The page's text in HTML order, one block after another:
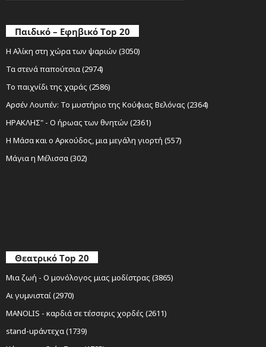
Παιδικό – Εφηβικό Top 20
Η Αλίκη στη χώρα των ψαριών (3050)
Τα στενά παπούτσια (2974)
Το παιχνίδι της χαράς (2586)
Αρσέν Λουπέν: Το μυστήριο της Κούφιας Βελόνας (2364)
ΗΡΑΚΛΗΣ" - Ο ήρωας των θνητών (2361)
Η Μάσα και ο Αρκούδος, μια μεγάλη γιορτή (557)
Μάγια η Μέλισσα (302)
Θεατρικό Top 20
Μια ζωή - Ο μονόλογος μιας μοδίστρας (3865)
Αι γυμνισταί (2970)
MANOLIS - καρδιά σε τέσσερις χορδές (2611)
stand-upάντεχα (1739)